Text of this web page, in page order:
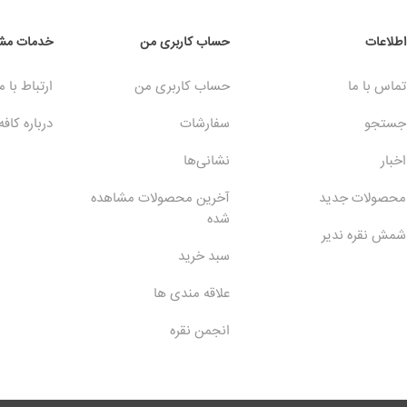
اطلاعات
تماس با ما
جستجو
اخبار
محصولات جدید
شمش نقره ندیر
حساب کاربری من
حساب کاربری من
سفارشات
نشانی‌ها
آخرین محصولات مشاهده
شده
سبد خرید
علاقه مندی ها
انجمن نقره
خدمات
ارتباط با
درباره